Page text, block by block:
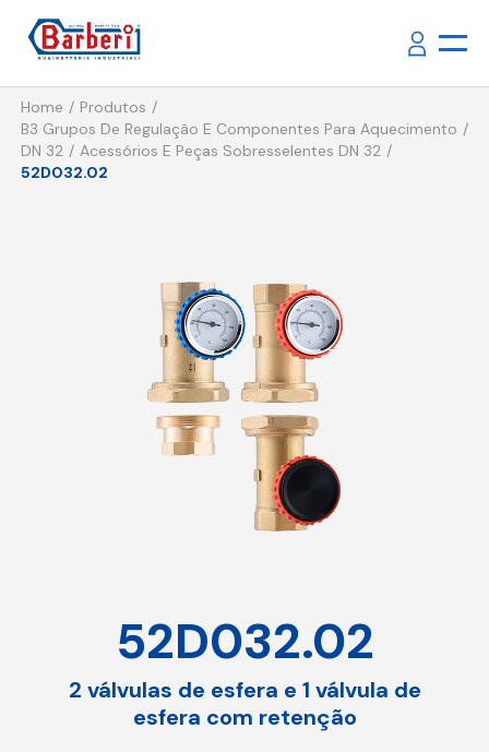
Home
Produtos
B3 Grupos De Regulação E Componentes Para Aquecimento
DN 32
Acessórios E Peças Sobresselentes DN 32
52D032.02
52D032.02
2 válvulas de esfera e 1 válvula de
esfera com retenção